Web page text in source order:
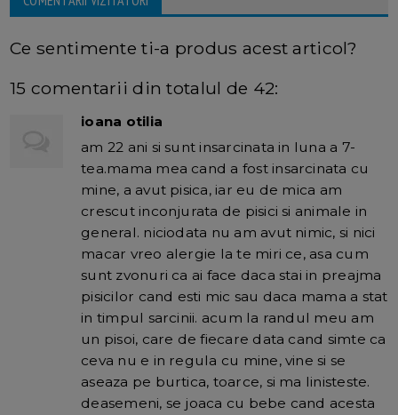
Ce sentimente ti-a produs acest articol?
15 comentarii din totalul de 42:
ioana otilia
am 22 ani si sunt insarcinata in luna a 7-
tea.mama mea cand a fost insarcinata cu
mine, a avut pisica, iar eu de mica am
crescut inconjurata de pisici si animale in
general. niciodata nu am avut nimic, si nici
macar vreo alergie la te miri ce, asa cum
sunt zvonuri ca ai face daca stai in preajma
pisicilor cand esti mic sau daca mama a stat
in timpul sarcinii. acum la randul meu am
un pisoi, care de fiecare data cand simte ca
ceva nu e in regula cu mine, vine si se
aseaza pe burtica, toarce, si ma linisteste.
deasemeni, se joaca cu bebe cand acesta